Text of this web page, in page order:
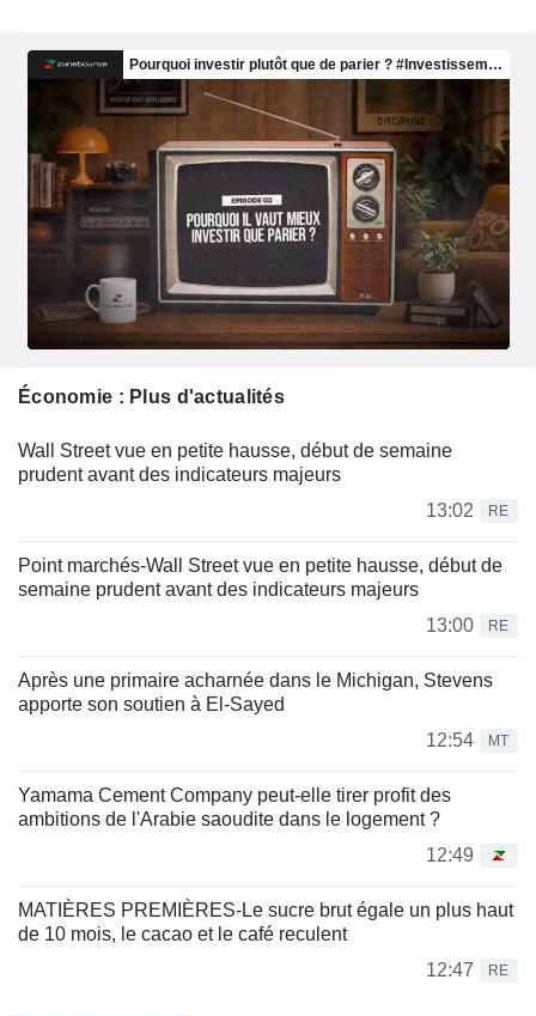
Économie : Plus d'actualités
Wall Street vue en petite hausse, début de semaine
prudent avant des indicateurs majeurs
13:02
RE
Point marchés-Wall Street vue en petite hausse, début de
semaine prudent avant des indicateurs majeurs
13:00
RE
Après une primaire acharnée dans le Michigan, Stevens
apporte son soutien à El-Sayed
12:54
MT
Yamama Cement Company peut-elle tirer profit des
ambitions de l'Arabie saoudite dans le logement ?
12:49
MATIÈRES PREMIÈRES-Le sucre brut égale un plus haut
de 10 mois, le cacao et le café reculent
12:47
RE